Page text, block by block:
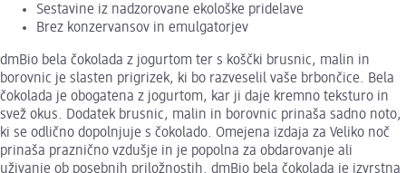
Sestavine iz nadzorovane ekološke pridelave
Brez konzervansov in emulgatorjev
dmBio bela čokolada z jogurtom ter s koščki brusnic, malin in
borovnic je slasten prigrizek, ki bo razveselil vaše brbončice. Bela
čokolada je obogatena z jogurtom, kar ji daje kremno teksturo in
svež okus. Dodatek brusnic, malin in borovnic prinaša sadno noto,
ki se odlično dopolnjuje s čokolado. Omejena izdaja za Veliko noč
prinaša praznično vzdušje in je popolna za obdarovanje ali
uživanje ob posebnih priložnostih. dmBio bela čokolada je izvrstna